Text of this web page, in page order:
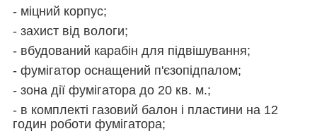
- міцний корпус;
- захист від вологи;
- вбудований карабін для підвішування;
- фумігатор оснащений п'єзопідпалом;
- зона дії фумігатора до 20 кв. м.;
- в комплекті газовий балон і пластини на 12
годин роботи фумігатора;